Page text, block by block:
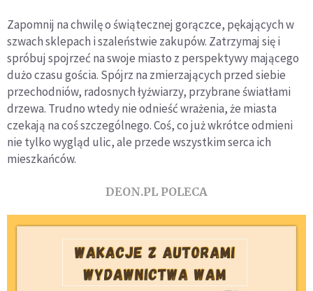
Zapomnij na chwilę o świątecznej gorączce, pękających w
szwach sklepach i szaleństwie zakupów. Zatrzymaj się i
spróbuj spojrzeć na swoje miasto z perspektywy mającego
dużo czasu gościa. Spójrz na zmierzających przed siebie
przechodniów, radosnych łyżwiarzy, przybrane światłami
drzewa. Trudno wtedy nie odnieść wrażenia, że miasta
czekają na coś szczególnego. Coś, co już wkrótce odmieni
nie tylko wygląd ulic, ale przede wszystkim serca ich
mieszkańców.
DEON.PL POLECA